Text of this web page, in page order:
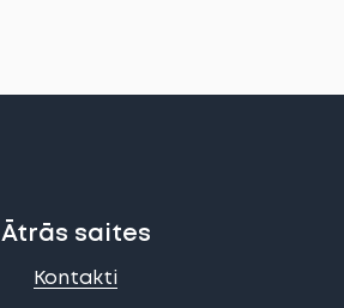
Kontakti
Ātrās saites